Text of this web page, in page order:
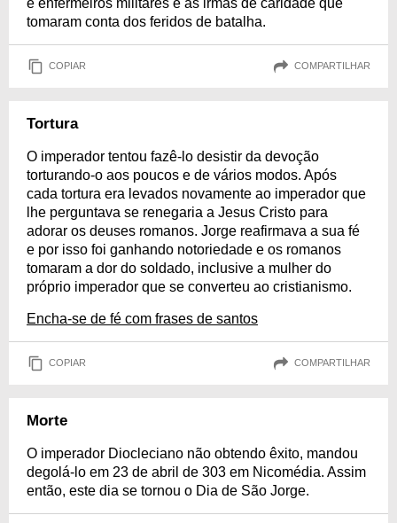
tomaram conta dos feridos de batalha.
COPIAR COMPARTILHAR
Tortura
O imperador tentou fazê-lo desistir da devoção
torturando-o aos poucos e de vários modos. Após
cada tortura era levados novamente ao imperador que
lhe perguntava se renegaria a Jesus Cristo para
adorar os deuses romanos. Jorge reafirmava a sua fé
e por isso foi ganhando notoriedade e os romanos
tomaram a dor do soldado, inclusive a mulher do
próprio imperador que se converteu ao cristianismo.
Encha-se de fé com frases de santos
COPIAR COMPARTILHAR
Morte
O imperador Diocleciano não obtendo êxito, mandou
degolá-lo em 23 de abril de 303 em Nicomédia. Assim
então, este dia se tornou o Dia de São Jorge.